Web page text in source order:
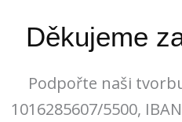
Děkujeme
Podpořte naši
1016285607/5500,